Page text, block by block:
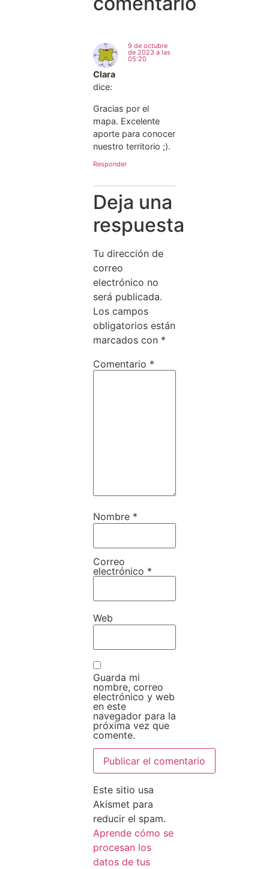
Clara
dice:
9 de octubre
de 2023 a las
05:20
Gracias por el
mapa. Excelente
aporte para conocer
nuestro territorio ;).
Responder
Deja una
respuesta
Tu dirección de
correo
electrónico no
será publicada.
Los campos
obligatorios están
marcados con *
Comentario *
Nombre *
Correo
electrónico *
Web
Guarda mi
nombre, correo
electrónico y web
en este
navegador para la
próxima vez que
comente.
Este sitio usa
Akismet para
reducir el spam.
Aprende cómo se
procesan los
datos de tus